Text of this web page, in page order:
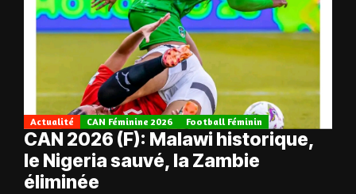
Actualité CAN Féminine 2026 Football Féminin
CAN 2026 (F): Malawi historique,
le Nigeria sauvé, la Zambie
éliminée